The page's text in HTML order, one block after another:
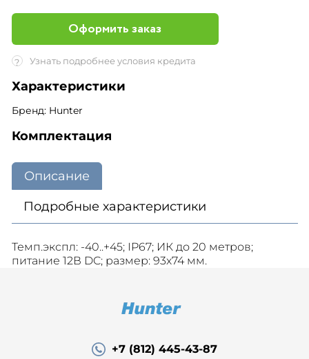
Оформить заказ
? Узнать подробнее условия кредита
Характеристики
Бренд: Hunter
Комплектация
Описание
Подробные характеристики
Темп.экспл: -40..+45; IP67; ИК до 20 метров;
питание 12В DC; размер: 93х74 мм.
+7 (812) 445-43-87